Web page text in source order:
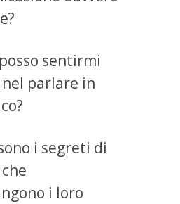
sentirmi
parlare in
i segreti di
i loro